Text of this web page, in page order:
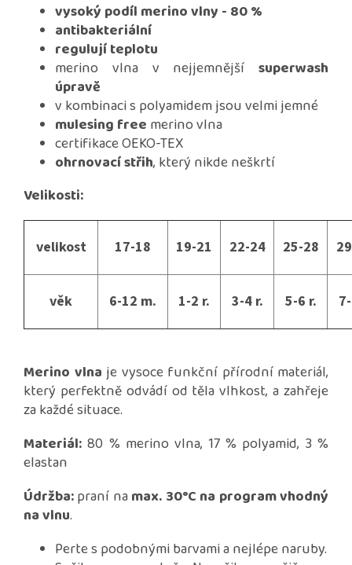
vysoký podíl merino vlny - 80 %
antibakteriální
regulují teplotu
merino vlna v nejjemnější superwash
úpravě
v kombinaci s polyamidem jsou velmi jemné
mulesing free merino vlna
certifikace OEKO-TEX
ohrnovací střih, který nikde neškrtí
Velikosti:
velikost 17-18 19-21 22-24 25-28
věk 6-12 m. 1-2 r. 3-4 r. 5-6 r.
Merino vlna je vysoce funkční přírodní materiál,
který perfektně odvádí od těla vlhkost, a zahřeje
za každé situace.
Materiál:80 % merino vlna, 17 % polyamid, 3 %
elastan
Údržba:praní namax. 30°C na program vhodný
na vlnu.
Perte s podobnými barvami a nejlépe naruby.